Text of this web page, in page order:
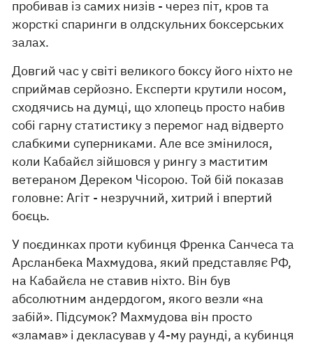
пробивав із самих низів - через піт, кров та
жорсткі спаринги в олдскульних боксерських
залах.
Довгий час у світі великого боксу його ніхто не
сприймав серйозно. Експерти крутили носом,
сходячись на думці, що хлопець просто набив
собі гарну статистику з перемог над відверто
слабкими суперниками. Але все змінилося,
коли Кабайєл зійшовся у рингу з маститим
ветераном Дереком Чісорою. Той бій показав
головне: Агіт - незручний, хитрий і впертий
боєць.
У поєдинках проти кубинця Френка Санчеса та
Арсланбека Махмудова, який представляє РФ,
на Кабайєла не ставив ніхто. Він був
абсолютним андердогом, якого везли «на
забій». Підсумок? Махмудова він просто
«зламав» і декласував у 4-му раунді, а кубинця